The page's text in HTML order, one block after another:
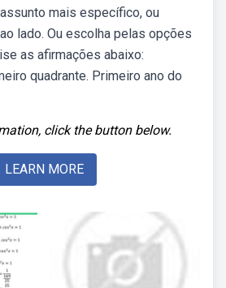
mais específico, ou
lado. Ou escolha pelas opções
as afirmações abaixo:
quadrante. Primeiro ano do
click the button below.
LEARN MORE